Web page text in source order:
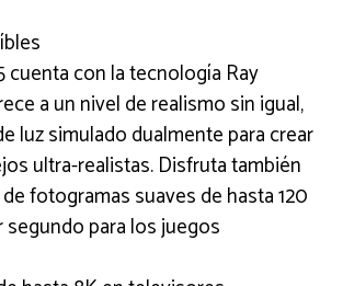
cuenta con la tecnología Ray
a un nivel de realismo sin igual,
luz simulado dualmente para crear
ultra-realistas. Disfruta también
fotogramas suaves de hasta 120
para los juegos